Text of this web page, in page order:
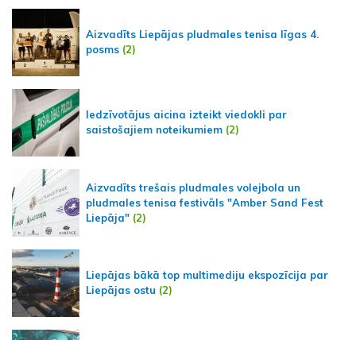
Aizvadīts Liepājas pludmales tenisa līgas 4.
posms (2)
Iedzīvotājus aicina izteikt viedokli par
saistošajiem noteikumiem (2)
Aizvadīts trešais pludmales volejbola un
pludmales tenisa festivāls "Amber Sand Fest
Liepāja" (2)
Liepājas bākā top multimediju ekspozīcija par
Liepājas ostu (2)